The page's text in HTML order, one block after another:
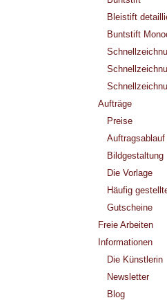
Bleistift
Buntstift
Aufträge
Preise
Auftragsablauf
Bildgestaltung
Die Vorlage
Häufig
Gutscheine
Freie Arbeiten
Informationen
Die Künstlerin
Newsletter
Blog